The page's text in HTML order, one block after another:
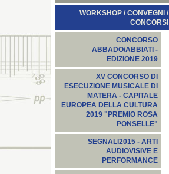
WORKSHOP / CONVEGNI /
CONCORSI
CONCORSO
ABBADO/ABBIATI -
EDIZIONE 2019
XV CONCORSO DI
ESECUZIONE MUSICALE DI
MATERA - CAPITALE
EUROPEA DELLA CULTURA
2019 "PREMIO ROSA
PONSELLE"
SEGNALI2015‬ - ARTI
AUDIOVISIVE E
PERFORMANCE